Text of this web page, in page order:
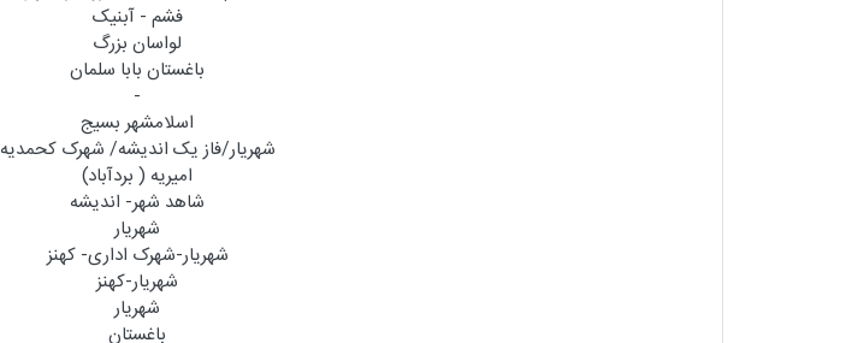
فشم - آبنیک
لواسان بزرگ
باغستان بابا سلمان
-
اسلامشهر بسیج
شهریار/فاز یک اندیشه/ شهرک کحمدیه
امیریه ( بردآباد)
شاهد شهر- اندیشه
شهریار
شهریار-شهرک اداری- کهنز
شهریار-کهنز
شهریار
باغستان